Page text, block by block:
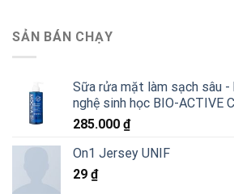
SẢN BÁN CHẠY
Sữa rửa mặt làm sạch sâu
nghệ sinh học BIO-ACTIVE
285.000 ₫
On1 Jersey UNIF
29 ₫